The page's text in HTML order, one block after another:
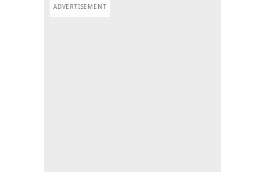
ADVERTISEMENT